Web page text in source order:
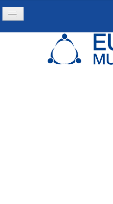
Toggle
Navigation